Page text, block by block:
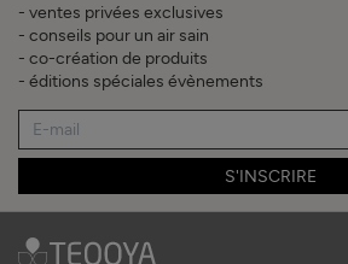
- ventes privées exclusives
- conseils pour un air sain
- co-création de produits
- éditions spéciales évènements
S'INSCRIRE